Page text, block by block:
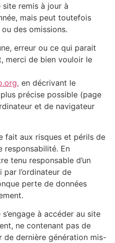
remis à jour à
mais peut toutefois
des omissions.
erreur ou ce qui parait
merci de bien vouloir le
en décrivant le
précise possible (page
et de navigateur
fait aux risques et périls de
responsabilité. En
tenu responsable d’un
l’ordinateur de
perte de données
à accéder au site
ne contenant pas de
de dernière génération mis-